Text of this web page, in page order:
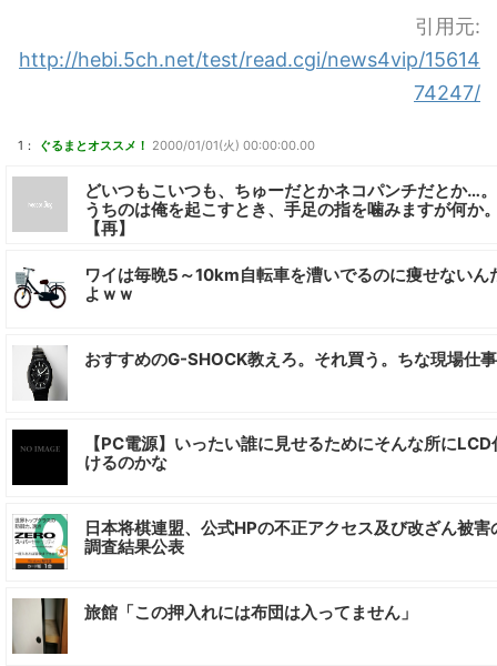
引用元:
http://hebi.5ch.net/test/read.cgi/news4vip/15614
74247/
1： ぐるまとオススメ！ 2000/01/01(火) 00:00:00.00
どいつもこいつも、ちゅーだとかネコパンチだとか…。
うちのは俺を起こすとき、手足の指を噛みますが何か
【再】
ワイは毎晩5～10km自転車を漕いでるのに痩せないん
よｗｗ
おすすめのG-SHOCK教えろ。それ買う。ちな現場仕事
【PC電源】いったい誰に見せるためにそんな所にLCD
けるのかな
日本将棋連盟、公式HPの不正アクセス及び改ざん被害
調査結果公表
旅館「この押入れには布団は入ってません」